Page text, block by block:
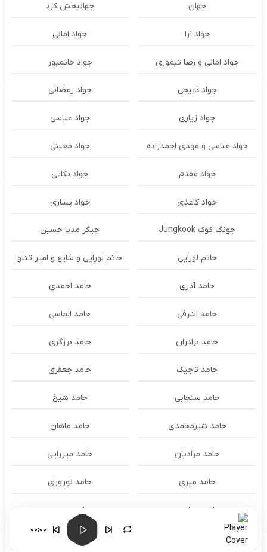
جهان جهانبخش کرد
جواد آرا جواد امانی
جواد امانی و رضا تیموری جواد حاتمپور
جواد ذبیحی جواد رمضانی
جواد زیاری جواد عباسی
جواد عباسی و مهدی احمدزاده جواد معینی
جواد مقدم جواد نکایی
جواد کاغذی جواد یساری
جونگ کوک Jungkook جیگر مدیا حسین
حاتم لورایی حاتم لورایی و شایع و امیر تتلو
حامد آذری حامد احمدی
حامد اشرفی حامد الماسی
حامد برادران حامد برزگری
حامد تاجیک حامد جعفری
حامد سنجابی حامد شیخ
حامد شیرمحمدی حامد ماهان
حامد مرادیان حامد میرزایی
حامد میری حامد نوروزی
حامد همایون حامد هنرور
حامد یوسفی
00:00